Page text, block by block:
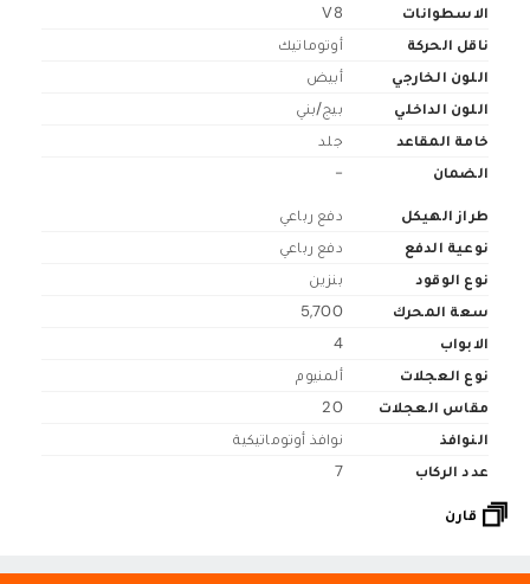
الاسطوانات
V8
ناقل الحركة
أوتوماتيك
اللون الخارجي
أبيض
اللون الداخلي
بيج/بني
خامة المقاعد
جلد
الضمان
-
طراز الهيكل
دفع رباعي
نوعية الدفع
دفع رباعي
نوع الوقود
بنزين
سعة المحرك
5,700
الابواب
4
نوع العجلات
ألمنيوم
مقاس العجلات
20
النوافذ
نوافذ أوتوماتيكية
عدد الركاب
7
قارن